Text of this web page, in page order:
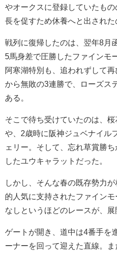
やオークスに登録していたも
長を促すため休養へと出された
戦列に復帰したのは、翌年8月
5馬身差で圧勝したファインモ
阿寒湖特別も、追われずして
から無敗の3連勝で、ローズス
ある。
そこで待ち受けていたのは、
や、2歳時に阪神ジュベナイル
ェリー。そして、忘れ草賞勝
したユウキャラットだった。
しかし、そんな春の既存勢力
的人気に支持されたファイン
なしというほどのレースが、展
ゲートが開き、道中は4番手を
ーナーを回って迎えた直線。